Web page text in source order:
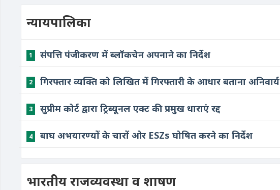
न्यायपालिका
1 संपत्ति पंजीकरण में ब्लॉकचेन अपनाने का निर्देश
2 गिरफ्तार व्यक्ति को लिखित में गिरफ्तारी के आधार बताना अनिवार्य
3 सुप्रीम कोर्ट द्वारा ट्रिब्यूनल एक्ट की प्रमुख धाराएं रद्द
4 बाघ अभयारण्यों के चारों ओर ESZs घोषित करने का निर्देश
भारतीय राजव्यवस्था व शाषण